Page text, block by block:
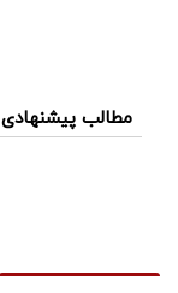
مطالب پیشنهادی